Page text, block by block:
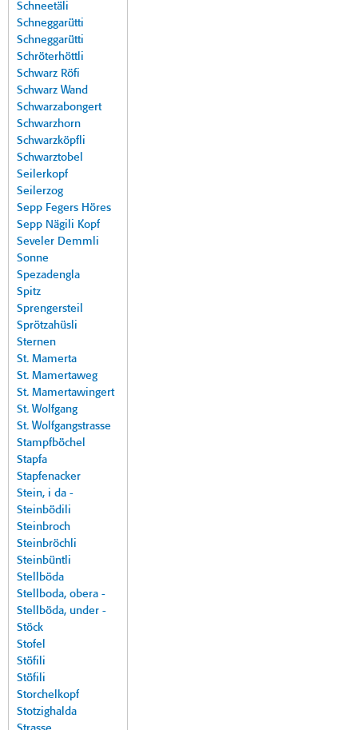
Schneetäli
Schneggarütti
Schneggarütti
Schröterhöttli
Schwarz Röfi
Schwarz Wand
Schwarzabongert
Schwarzhorn
Schwarzköpfli
Schwarztobel
Seilerkopf
Seilerzog
Sepp Fegers Höres
Sepp Nägili Kopf
Seveler Demmli
Sonne
Spezadengla
Spitz
Sprengersteil
Sprötzahüsli
Sternen
St. Mamerta
St. Mamertaweg
St. Mamertawingert
St. Wolfgang
St. Wolfgangstrasse
Stampfböchel
Stapfa
Stapfenacker
Stein, i da -
Steinbödili
Steinbroch
Steinbröchli
Steinbüntli
Stellböda
Stellboda, obera -
Stellböda, under -
Stöck
Stofel
Stöfili
Stöfili
Storchelkopf
Stotzighalda